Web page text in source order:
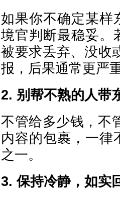
如果你不确定某样
境官判断最稳妥。
被要求丢弃、没收
报，后果通常更严重
2. 别帮不熟的人带
不管给多少钱，不
内容的包裹，一律
之一。
3. 保持冷静，如实